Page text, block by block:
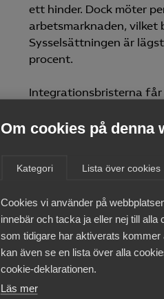
Om cookies på denna
Kategori Lista över cookies
Cookies vi använder på
innebär och tacka ja eller nej till
som tidigare har aktiverats
kan även se en lista över alla
cookie-deklarationen.
Läs mer
ett hinder. Dock möter
arbetsmarknaden,
Sysselsättningen är
procent.
Integrationsbristerna
visar att 64 procent
Afrikaföddas
Den här statistiken
bemanningsföretag är
snabbväxande IT-
att
sysselsättning.